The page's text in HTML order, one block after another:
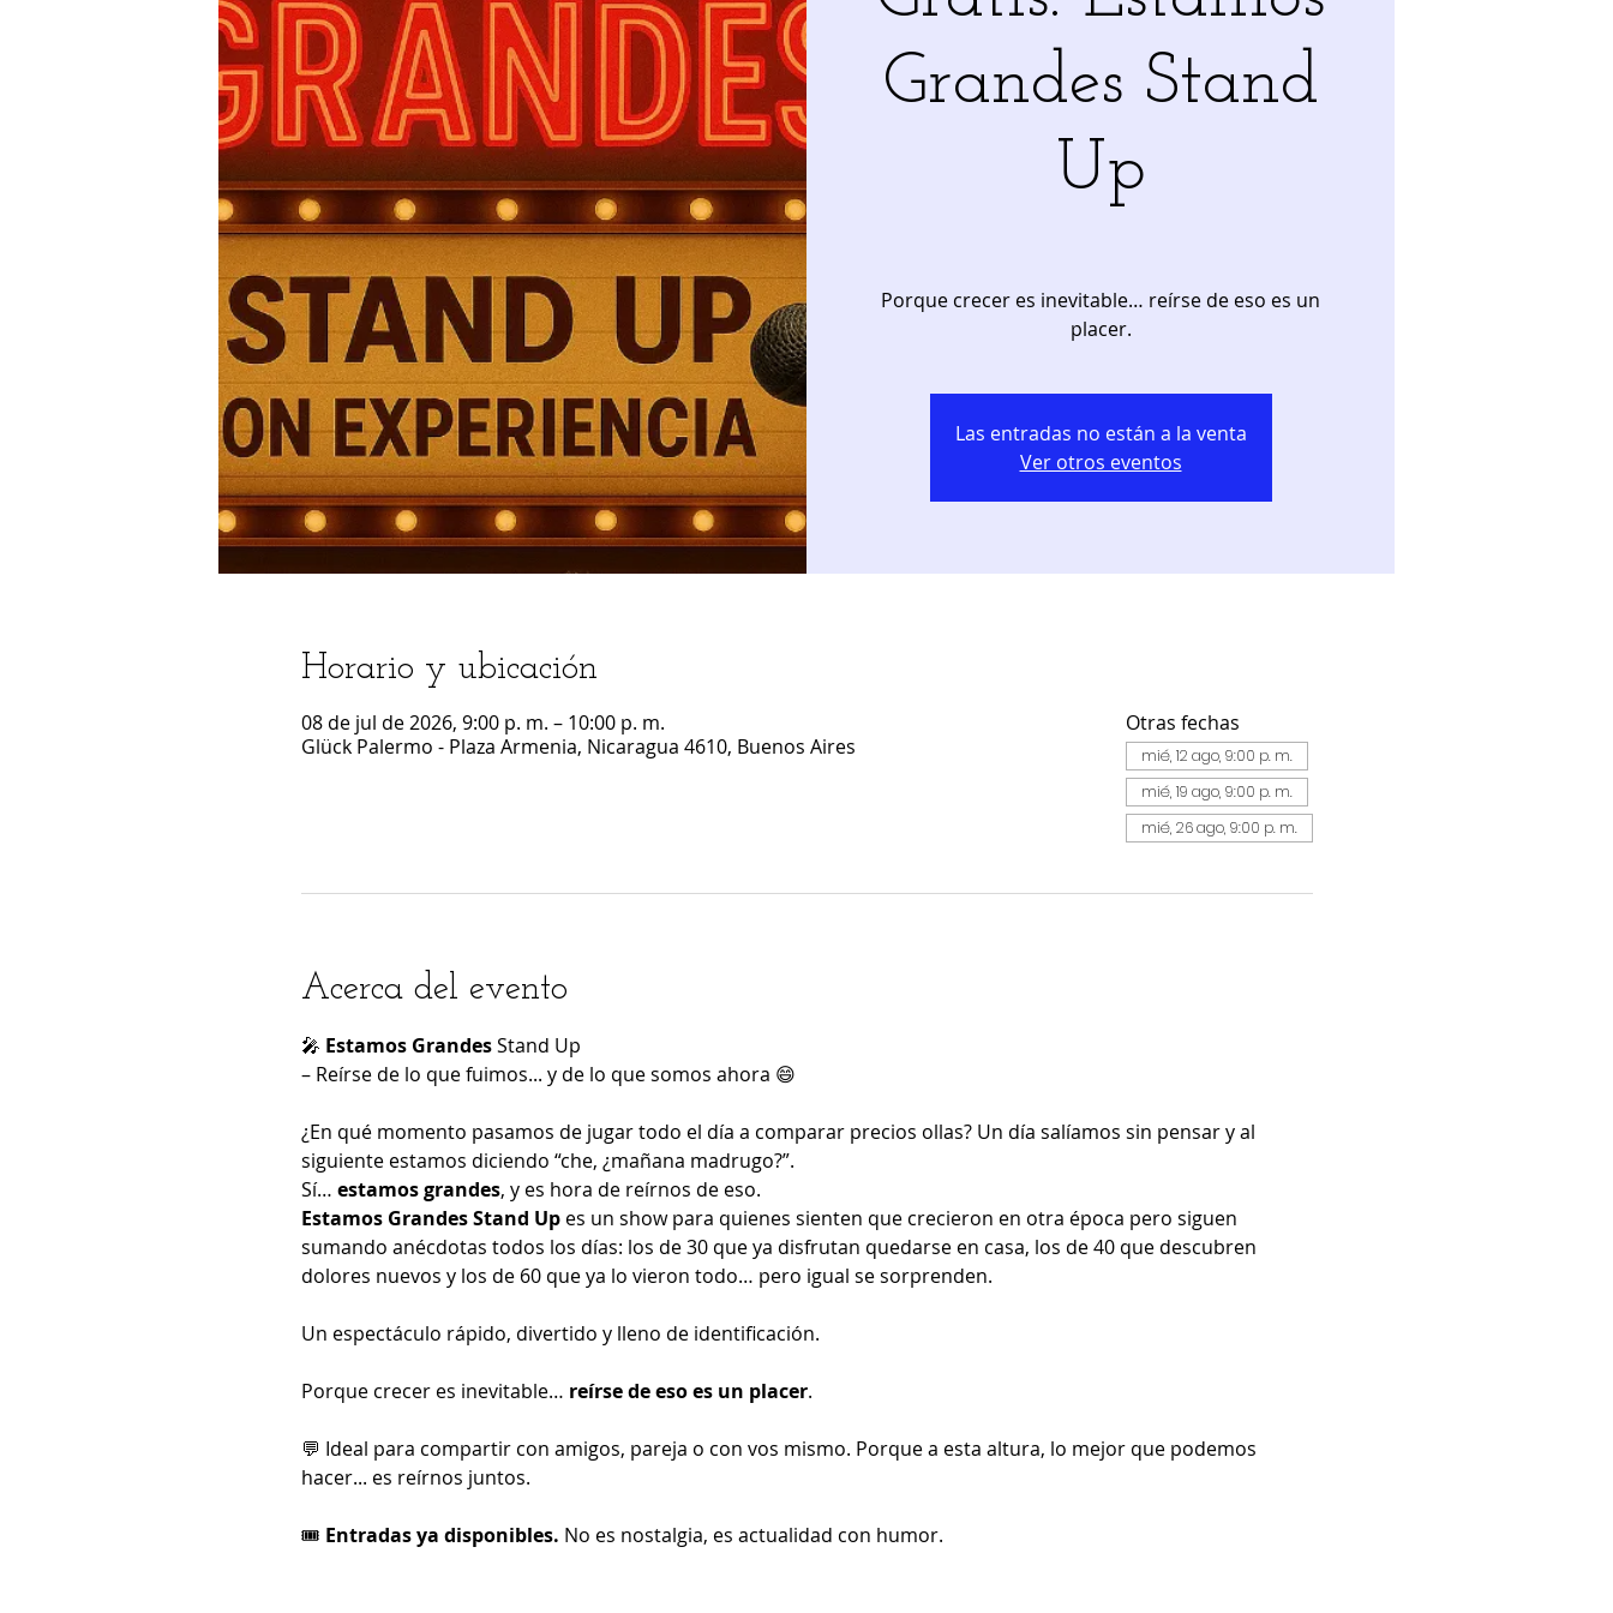
Grandes Stand
Up
Porque crecer es inevitable… reírse de eso es un
placer.
Las entradas no están a la venta
Ver otros eventos
Horario y ubicación
08 de jul de 2026, 9:00 p. m. – 10:00 p. m.
Glück Palermo - Plaza Armenia, Nicaragua 4610, Buenos Aires
Otras fechas
mié, 12 ago, 9:00 p. m.
mié, 19 ago, 9:00 p. m.
mié, 26 ago, 9:00 p. m.
Acerca del evento
🎤 Estamos Grandes Stand Up
– Reírse de lo que fuimos... y de lo que somos ahora 😄
¿En qué momento pasamos de jugar todo el día a comparar precios ollas? Un día salíamos sin pensar y al
siguiente estamos diciendo “che, ¿mañana madrugo?”.
Sí… estamos grandes, y es hora de reírnos de eso.
Estamos Grandes Stand Up es un show para quienes sienten que crecieron en otra época pero siguen
sumando anécdotas todos los días: los de 30 que ya disfrutan quedarse en casa, los de 40 que descubren
dolores nuevos y los de 60 que ya lo vieron todo… pero igual se sorprenden.
Un espectáculo rápido, divertido y lleno de identificación.
Porque crecer es inevitable… reírse de eso es un placer.
💬 Ideal para compartir con amigos, pareja o con vos mismo. Porque a esta altura, lo mejor que podemos
hacer... es reírnos juntos.
🎟️ Entradas ya disponibles. No es nostalgia, es actualidad con humor.